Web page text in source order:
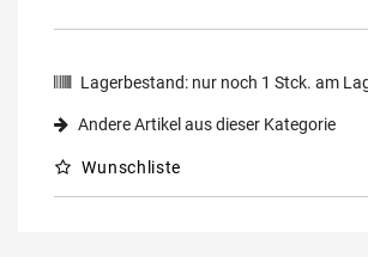
Lagerbestand: nur noch 1 Stck. am
Andere Artikel aus dieser Kategorie
Wunschliste